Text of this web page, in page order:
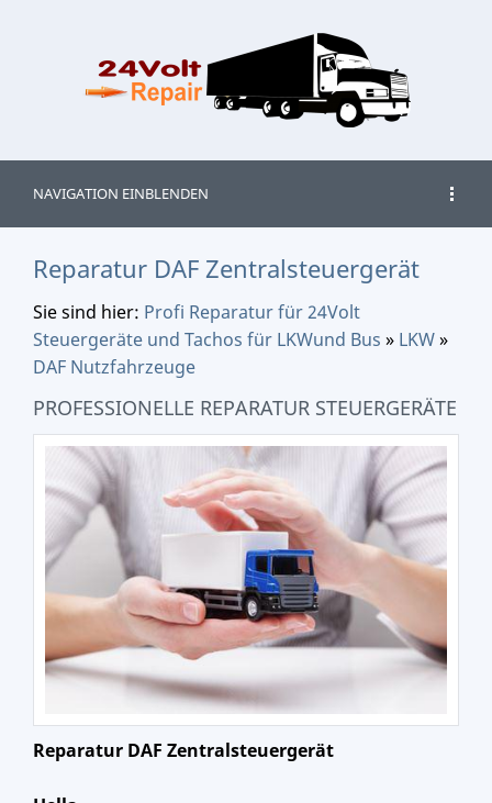
NAVIGATION EINBLENDEN
Reparatur DAF Zentralsteuergerät
Sie sind hier: Profi Reparatur für 24Volt
Steuergeräte und Tachos für LKWund Bus » LKW»
DAF Nutzfahrzeuge
PROFESSIONELLE REPARATUR STEUERGERÄTE
Reparatur DAF Zentralsteuergerät